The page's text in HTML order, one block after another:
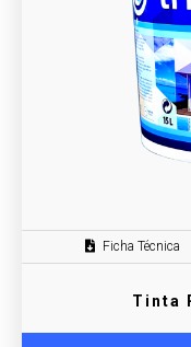
Ficha Técnica
Tinta